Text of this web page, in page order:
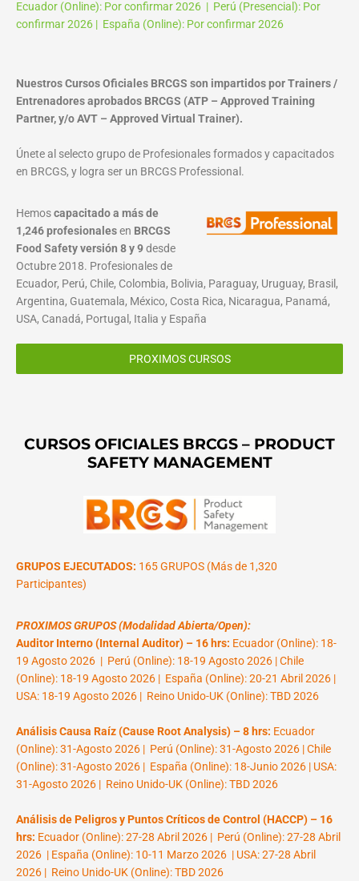
Ecuador (Online): Por confirmar 2026 | Perú (Presencial): Por
confirmar 2026 | España (Online): Por confirmar 2026
Nuestros Cursos Oficiales BRCGS son impartidos por Trainers /
Entrenadores aprobados BRCGS (ATP – Approved Training
Partner, y/o AVT – Approved Virtual Trainer).
Únete al selecto grupo de Profesionales formados y capacitados
en BRCGS, y logra ser un BRCGS Professional.
Hemoscapacitado a más de
1,246 profesionalesen BRCGS
Food Safety versión 8 y 9desde
Octubre 2018. Profesionales de
Ecuador, Perú, Chile, Colombia, Bolivia, Paraguay, Uruguay, Brasil,
Argentina, Guatemala, México, Costa Rica, Nicaragua, Panamá,
USA, Canadá, Portugal, Italia y España
PROXIMOS CURSOS
CURSOS OFICIALES BRCGS – PRODUCT
SAFETY MANAGEMENT
GRUPOS EJECUTADOS: 165 GRUPOS (Más de 1,320
Participantes)
PROXIMOS GRUPOS (Modalidad Abierta/Open):
Auditor Interno (Internal Auditor) – 16 hrs: Ecuador (Online): 18-
19 Agosto 2026 | Perú (Online): 18-19 Agosto 2026 | Chile
(Online): 18-19 Agosto 2026 | España (Online): 20-21 Abril 2026 |
USA: 18-19 Agosto 2026 | Reino Unido-UK (Online): TBD 2026
Análisis Causa Raíz (Cause Root Analysis) – 8 hrs: Ecuador
(Online): 31-Agosto 2026 | Perú (Online): 31-Agosto 2026 | Chile
(Online): 31-Agosto 2026 | España (Online): 18-Junio 2026 | USA:
31-Agosto 2026 | Reino Unido-UK (Online): TBD 2026
Análisis de Peligros y Puntos Críticos de Control (HACCP) – 16
hrs: Ecuador (Online): 27-28 Abril 2026 | Perú (Online): 27-28 Abril
2026 | España (Online): 10-11 Marzo 2026 | USA: 27-28 Abril
2026 | Reino Unido-UK (Online): TBD 2026